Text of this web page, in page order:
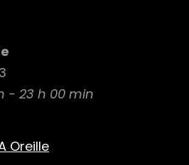
- 23 h 00 min
Oreille